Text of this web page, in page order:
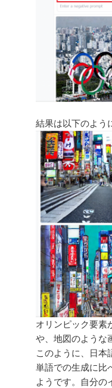
結果は以下のよう
オリンピック要素
や、地図のような
このように、日本
単語での生成に比
ようです。自分の